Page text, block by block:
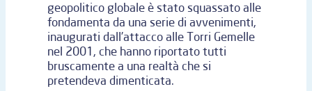
geopolitico globale è stato squassato alle
fondamenta da una serie di avvenimenti,
inaugurati dall’attacco alle Torri Gemelle
nel 2001, che hanno riportato tutti
bruscamente a una realtà che si
pretendeva dimenticata.